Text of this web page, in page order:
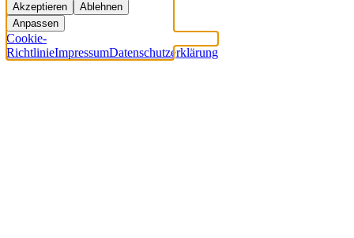
Akzeptieren
Ablehnen
Anpassen
Cookie-
RichtlinieImpressumDatenschutzerklärung